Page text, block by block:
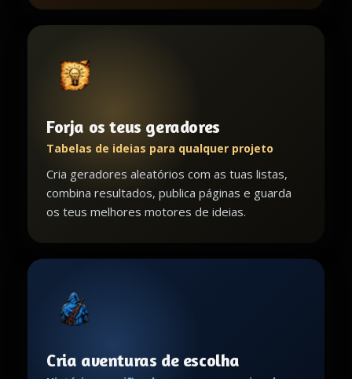
Forja os teus geradores
Tabelas de ideias para qualquer projeto
Cria geradores aleatórios com as tuas listas,
combina resultados, publica páginas e guarda
os teus melhores motores de ideias.
Cria aventuras de escolha